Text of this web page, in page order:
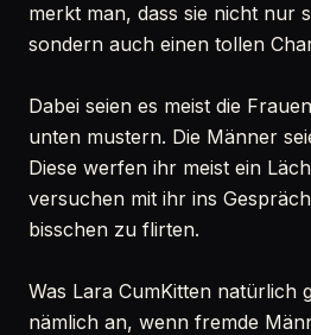
merkt man, dass sie nicht nur
sondern auch einen tollen
Dabei seien es meist die
unten mustern. Die Männer
Diese werfen ihr meist ein
versuchen mit ihr ins
bisschen zu flirten.
Was Lara CumKitten natürlich
nämlich an, wenn fremde